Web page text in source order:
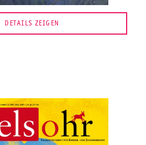
DETAILS ZEIGEN